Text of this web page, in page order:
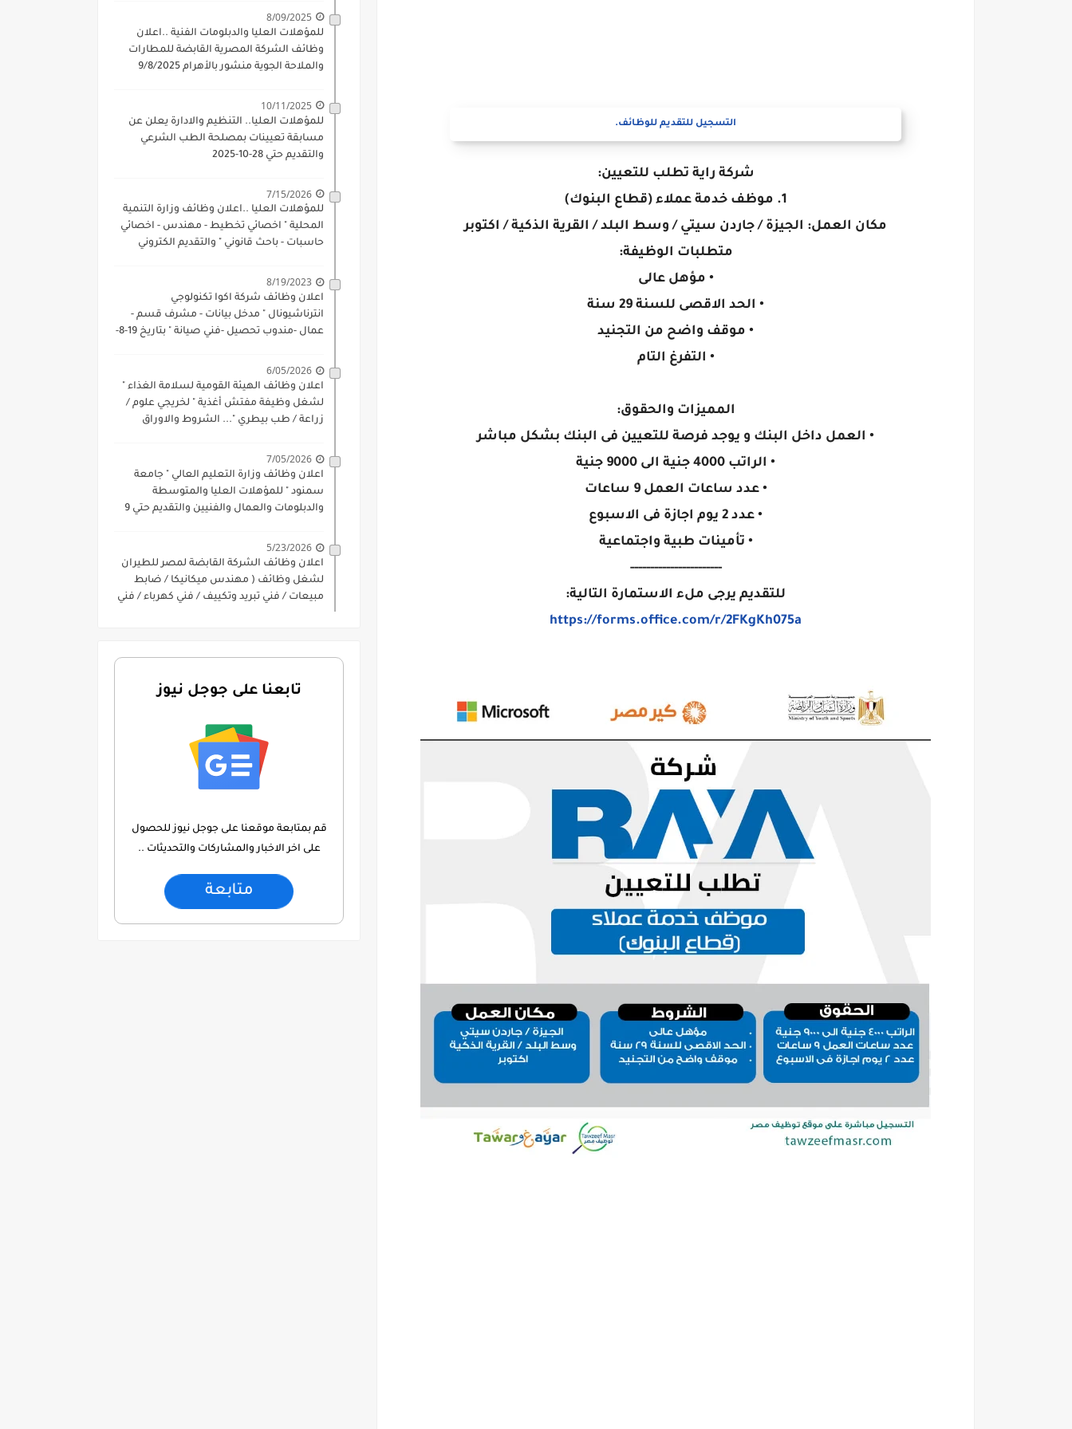
التسجيل للتقديم للوظائف.
شركة راية تطلب للتعيين:
1. موظف خدمة عملاء (قطاع البنوك)
مكان العمل: الجيزة / جاردن سيتي / وسط البلد / القرية الذكية / اكتوبر
متطلبات الوظيفة:
• مؤهل عالى
• الحد الاقصى للسنة 29 سنة
• موقف واضح من التجنيد
• التفرغ التام
المميزات والحقوق:
• العمل داخل البنك و يوجد فرصة للتعيين فى البنك بشكل مباشر
• الراتب 4000 جنية الى 9000 جنية
• عدد ساعات العمل 9 ساعات
• عدد 2 يوم اجازة فى الاسبوع
• تأمينات طبية واجتماعية
-----------------------
للتقديم يرجى ملء الاستمارة التالية:
https://forms.office.com/r/2FKgKh075a
8/09/2025
للمؤهلات العليا والدبلومات الفنية ..اعلان
وظائف الشركة المصرية القابضة للمطارات
والملاحة الجوية منشور بالأهرام 9/8/2025
10/11/2025
للمؤهلات العليا.. التنظيم والادارة يعلن عن
مسابقة تعيينات بمصلحة الطب الشرعي
والتقديم حتي 28-10-2025
7/15/2026
للمؤهلات العليا ..اعلان وظائف وزارة التنمية
المحلية " اخصائي تخطيط - مهندس - اخصائي
حاسبات - باحث قانوني " والتقديم الكتروني
8/19/2023
اعلان وظائف شركة اكوا تكنولوجي
انترناشيونال " مدخل بيانات - مشرف قسم -
عمال -مندوب تحصيل -فني صيانة " بتاريخ 19-8-
6/05/2026
اعلان وظائف الهيئة القومية لسلامة الغذاء "
لشغل وظيفة مفتش أغذية " لخريجي علوم /
زراعة / طب بيطري "... الشروط والاوراق
7/05/2026
اعلان وظائف وزارة التعليم العالي " جامعة
سمنود " للمؤهلات العليا والمتوسطة
والدبلومات والعمال والفنيين والتقديم حتي 9
5/23/2026
اعلان وظائف الشركة القابضة لمصر للطيران
لشغل وظائف ( مهندس ميكانيكا / ضابط
مبيعات / فني تبريد وتكييف / فني كهرباء / فني
تابعنا على جوجل نيوز
قم بمتابعة موقعنا على جوجل نيوز للحصول
على اخر الاخبار والمشاركات والتحديثات ..
متابعة